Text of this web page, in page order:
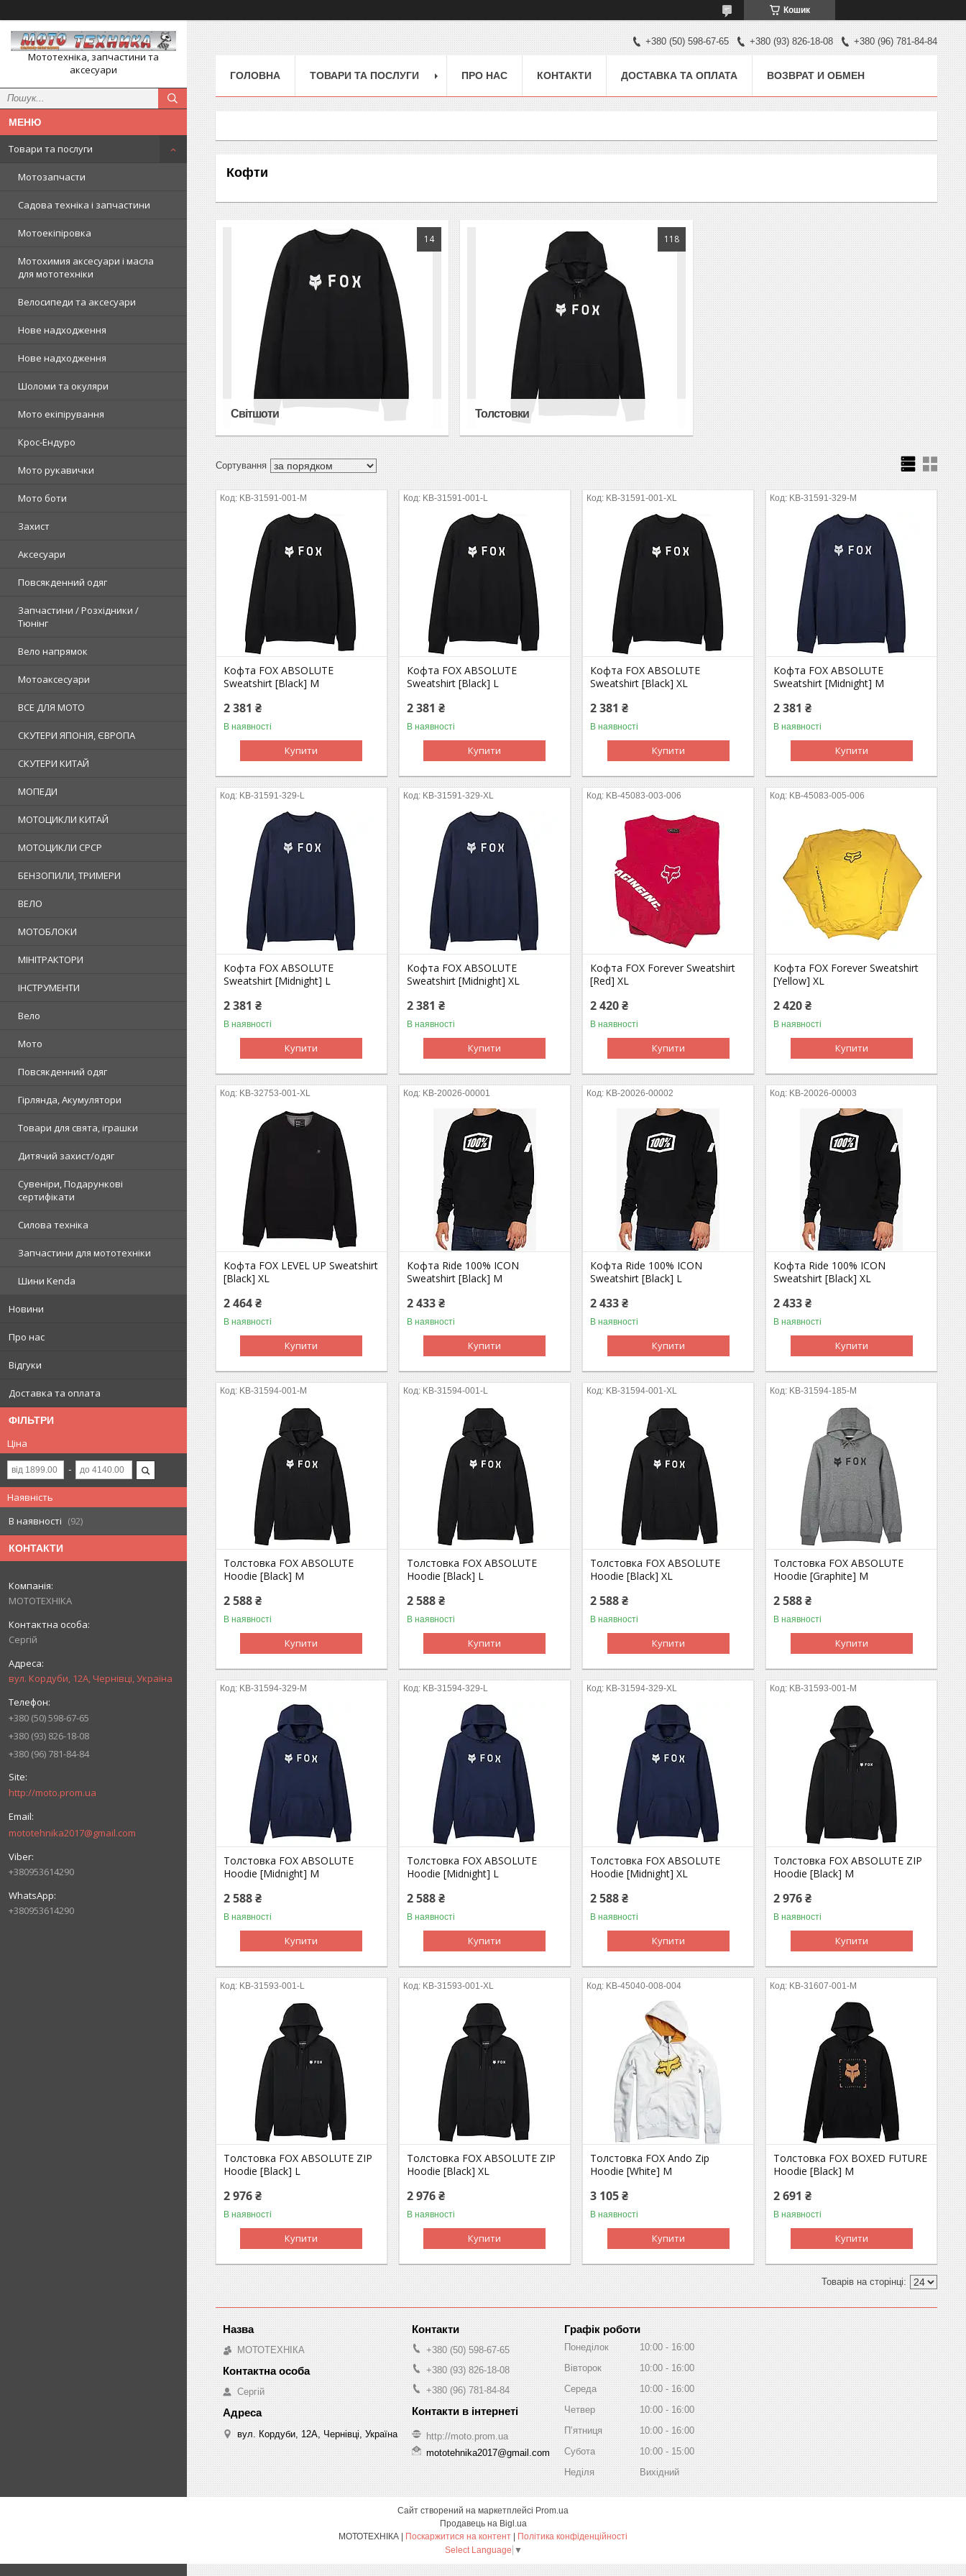
Кошик
Мототехніка, запчастини та
аксесуари
Товари та послуги
Мотозапчасти
Садова техніка і запчастини
Мотоекіпіровка
Мотохимия аксесуари і масла
для мототехніки
Велосипеди та аксесуари
Нове надходження
Нове надходження
Шоломи та окуляри
Мото екіпірування
Крос-Ендуро
Мото рукавички
Мото боти
Захист
Аксесуари
Повсякденний одяг
Запчастини / Розхідники /
Тюнінг
Вело напрямок
Мотоаксесуари
ВСЕ ДЛЯ МОТО
СКУТЕРИ ЯПОНІЯ, ЄВРОПА
СКУТЕРИ КИТАЙ
МОПЕДИ
МОТОЦИКЛИ КИТАЙ
МОТОЦИКЛИ СРСР
БЕНЗОПИЛИ, ТРИМЕРИ
ВЕЛО
МОТОБЛОКИ
МІНІТРАКТОРИ
ІНСТРУМЕНТИ
Вело
Мото
Повсякденний одяг
Гірлянда, Акумулятори
Товари для свята, іграшки
Дитячий захист/одяг
Сувеніри, Подарункові
сертифікати
Силова техніка
Запчастини для мототехніки
Шини Kenda
Новини
Про нас
Відгуки
Доставка та оплата
ФІЛЬТРИ
Ціна
Наявність
В наявності
92
КОНТАКТИ
МОТОТЕХНІКА
Сергій
вул. Кордуби, 12А, Чернівці, Україна
+380 (50) 598-67-65
+380 (93) 826-18-08
+380 (96) 781-84-84
http://moto.prom.ua
mototehnika2017@gmail.com
+380953614290
+380953614290
+380 (50) 598-67-65 +380 (93) 826-18-08 +380 (96) 781-84-84
ГОЛОВНА ТОВАРИ ТА ПОСЛУГИ ПРО НАС КОНТАКТИ ДОСТАВКА ТА ОПЛАТА ВОЗВРАТ И ОБМЕН
Кофти
14
Світшоти
118
Толстовки
KB-31591-001-M
Кофта FOX ABSOLUTE
Sweatshirt [Black] M
2 381 ₴
В наявності
Купити
KB-31591-001-L
Кофта FOX ABSOLUTE
Sweatshirt [Black] L
2 381 ₴
В наявності
Купити
KB-31591-001-XL
Кофта FOX ABSOLUTE
Sweatshirt [Black] XL
2 381 ₴
В наявності
Купити
KB-31591-329-M
Кофта FOX ABSOLUTE
Sweatshirt [Midnight] M
2 381 ₴
В наявності
Купити
KB-31591-329-L
Кофта FOX ABSOLUTE
Sweatshirt [Midnight] L
2 381 ₴
В наявності
Купити
KB-31591-329-XL
Кофта FOX ABSOLUTE
Sweatshirt [Midnight] XL
2 381 ₴
В наявності
Купити
KB-45083-003-006
Кофта FOX Forever Sweatshirt
[Red] XL
2 420 ₴
В наявності
Купити
KB-45083-005-006
Кофта FOX Forever Sweatshirt
[Yellow] XL
2 420 ₴
В наявності
Купити
KB-32753-001-XL
Кофта FOX LEVEL UP Sweatshirt
[Black] XL
2 464 ₴
В наявності
Купити
KB-20026-00001
Кофта Ride 100% ICON
Sweatshirt [Black] M
2 433 ₴
В наявності
Купити
KB-20026-00002
Кофта Ride 100% ICON
Sweatshirt [Black] L
2 433 ₴
В наявності
Купити
KB-20026-00003
Кофта Ride 100% ICON
Sweatshirt [Black] XL
2 433 ₴
В наявності
Купити
KB-31594-001-M
Толстовка FOX ABSOLUTE
Hoodie [Black] M
2 588 ₴
В наявності
Купити
KB-31594-001-L
Толстовка FOX ABSOLUTE
Hoodie [Black] L
2 588 ₴
В наявності
Купити
KB-31594-001-XL
Толстовка FOX ABSOLUTE
Hoodie [Black] XL
2 588 ₴
В наявності
Купити
KB-31594-185-M
Толстовка FOX ABSOLUTE
Hoodie [Graphite] M
2 588 ₴
В наявності
Купити
KB-31594-329-M
Толстовка FOX ABSOLUTE
Hoodie [Midnight] M
2 588 ₴
В наявності
Купити
KB-31594-329-L
Толстовка FOX ABSOLUTE
Hoodie [Midnight] L
2 588 ₴
В наявності
Купити
KB-31594-329-XL
Толстовка FOX ABSOLUTE
Hoodie [Midnight] XL
2 588 ₴
В наявності
Купити
KB-31593-001-M
Толстовка FOX ABSOLUTE ZIP
Hoodie [Black] M
2 976 ₴
В наявності
Купити
KB-31593-001-L
Толстовка FOX ABSOLUTE ZIP
Hoodie [Black] L
2 976 ₴
В наявності
Купити
KB-31593-001-XL
Толстовка FOX ABSOLUTE ZIP
Hoodie [Black] XL
2 976 ₴
В наявності
Купити
KB-45040-008-004
Толстовка FOX Ando Zip
Hoodie [White] M
3 105 ₴
В наявності
Купити
KB-31607-001-M
Толстовка FOX BOXED FUTURE
Hoodie [Black] M
2 691 ₴
В наявності
Купити
МОТОТЕХНІКА
Сергій
вул. Кордуби, 12А, Чернівці, Україна
+380 (50) 598-67-65
+380 (93) 826-18-08
+380 (96) 781-84-84
http://moto.prom.ua
mototehnika2017@gmail.com
Графік роботи
Понеділок 10:00
16:00
Вівторок
10:00
16:00
Середа
10:00
16:00
Четвер
10:00
16:00
Пʼятниця
10:00
16:00
Субота
10:00
15:00
Неділя
Вихідний
Сайт створений на маркетплейсі Prom.ua
Продавець на Bigl.ua
Поскаржитися на контент
Політика конфіденційності
Select Language ▼